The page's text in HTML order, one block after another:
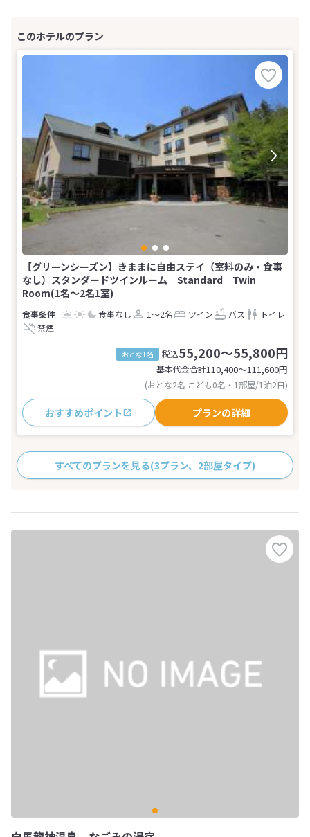
【グリーンシーズン】きままに自由ステイ（室料のみ・食事
なし）スタンダードツインルーム Standard Twin
Room(1名～2名1室)
食事なし 1～2名 ツイン バス
トイレ
禁煙
おとな1名 税込55,200～55,800円
基本代金合計110,400〜111,600円
(おとな2名 こども0名・1部屋/1泊2日)
おすすめポイント プランの詳細
すべてのプランを見る(3プラン、2部屋タイプ)